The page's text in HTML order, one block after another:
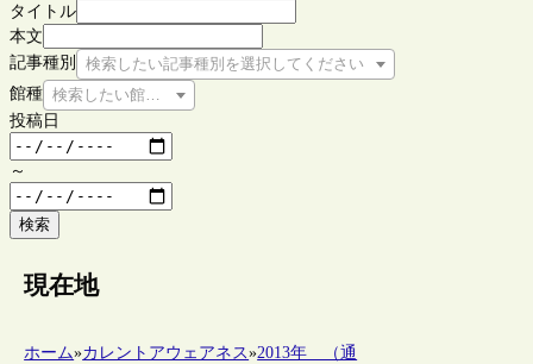
タイトル
本文
記事種別
検索したい記事種別を選択してください
館種 検索したい館種を選択してください
投稿日
～
検索
現在地
ホーム»カレントアウェアネス»2013年 （通